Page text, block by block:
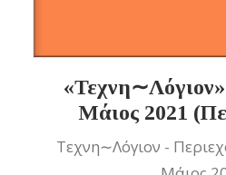
Μάιος 2021
Τεχνη∼Λόγιον -